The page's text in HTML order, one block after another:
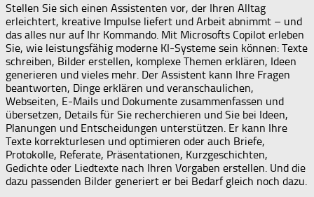
Stellen Sie sich einen Assistenten vor, der Ihren Alltag
erleichtert, kreative Impulse liefert und Arbeit abnimmt – und
das alles nur auf Ihr Kommando. Mit Microsofts Copilot erleben
Sie, wie leistungsfähig moderne KI-Systeme sein können: Texte
schreiben, Bilder erstellen, komplexe Themen erklären, Ideen
generieren und vieles mehr. Der Assistent kann Ihre Fragen
beantworten, Dinge erklären und veranschaulichen,
Webseiten, E-Mails und Dokumente zusammenfassen und
übersetzen, Details für Sie recherchieren und Sie bei Ideen,
Planungen und Entscheidungen unterstützen. Er kann Ihre
Texte korrekturlesen und optimieren oder auch Briefe,
Protokolle, Referate, Präsentationen, Kurzgeschichten,
Gedichte oder Liedtexte nach Ihren Vorgaben erstellen. Und die
dazu passenden Bilder generiert er bei Bedarf gleich noch dazu.